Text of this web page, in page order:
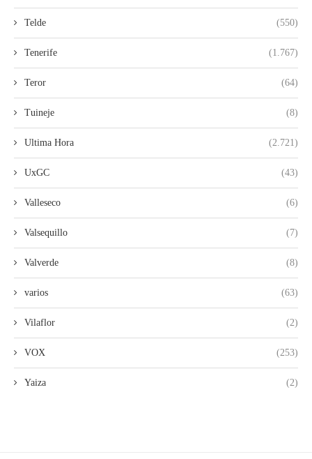
Telde (550)
Tenerife (1.767)
Teror (64)
Tuineje (8)
Ultima Hora (2.721)
UxGC (43)
Valleseco (6)
Valsequillo (7)
Valverde (8)
varios (63)
Vilaflor (2)
VOX (253)
Yaiza (2)